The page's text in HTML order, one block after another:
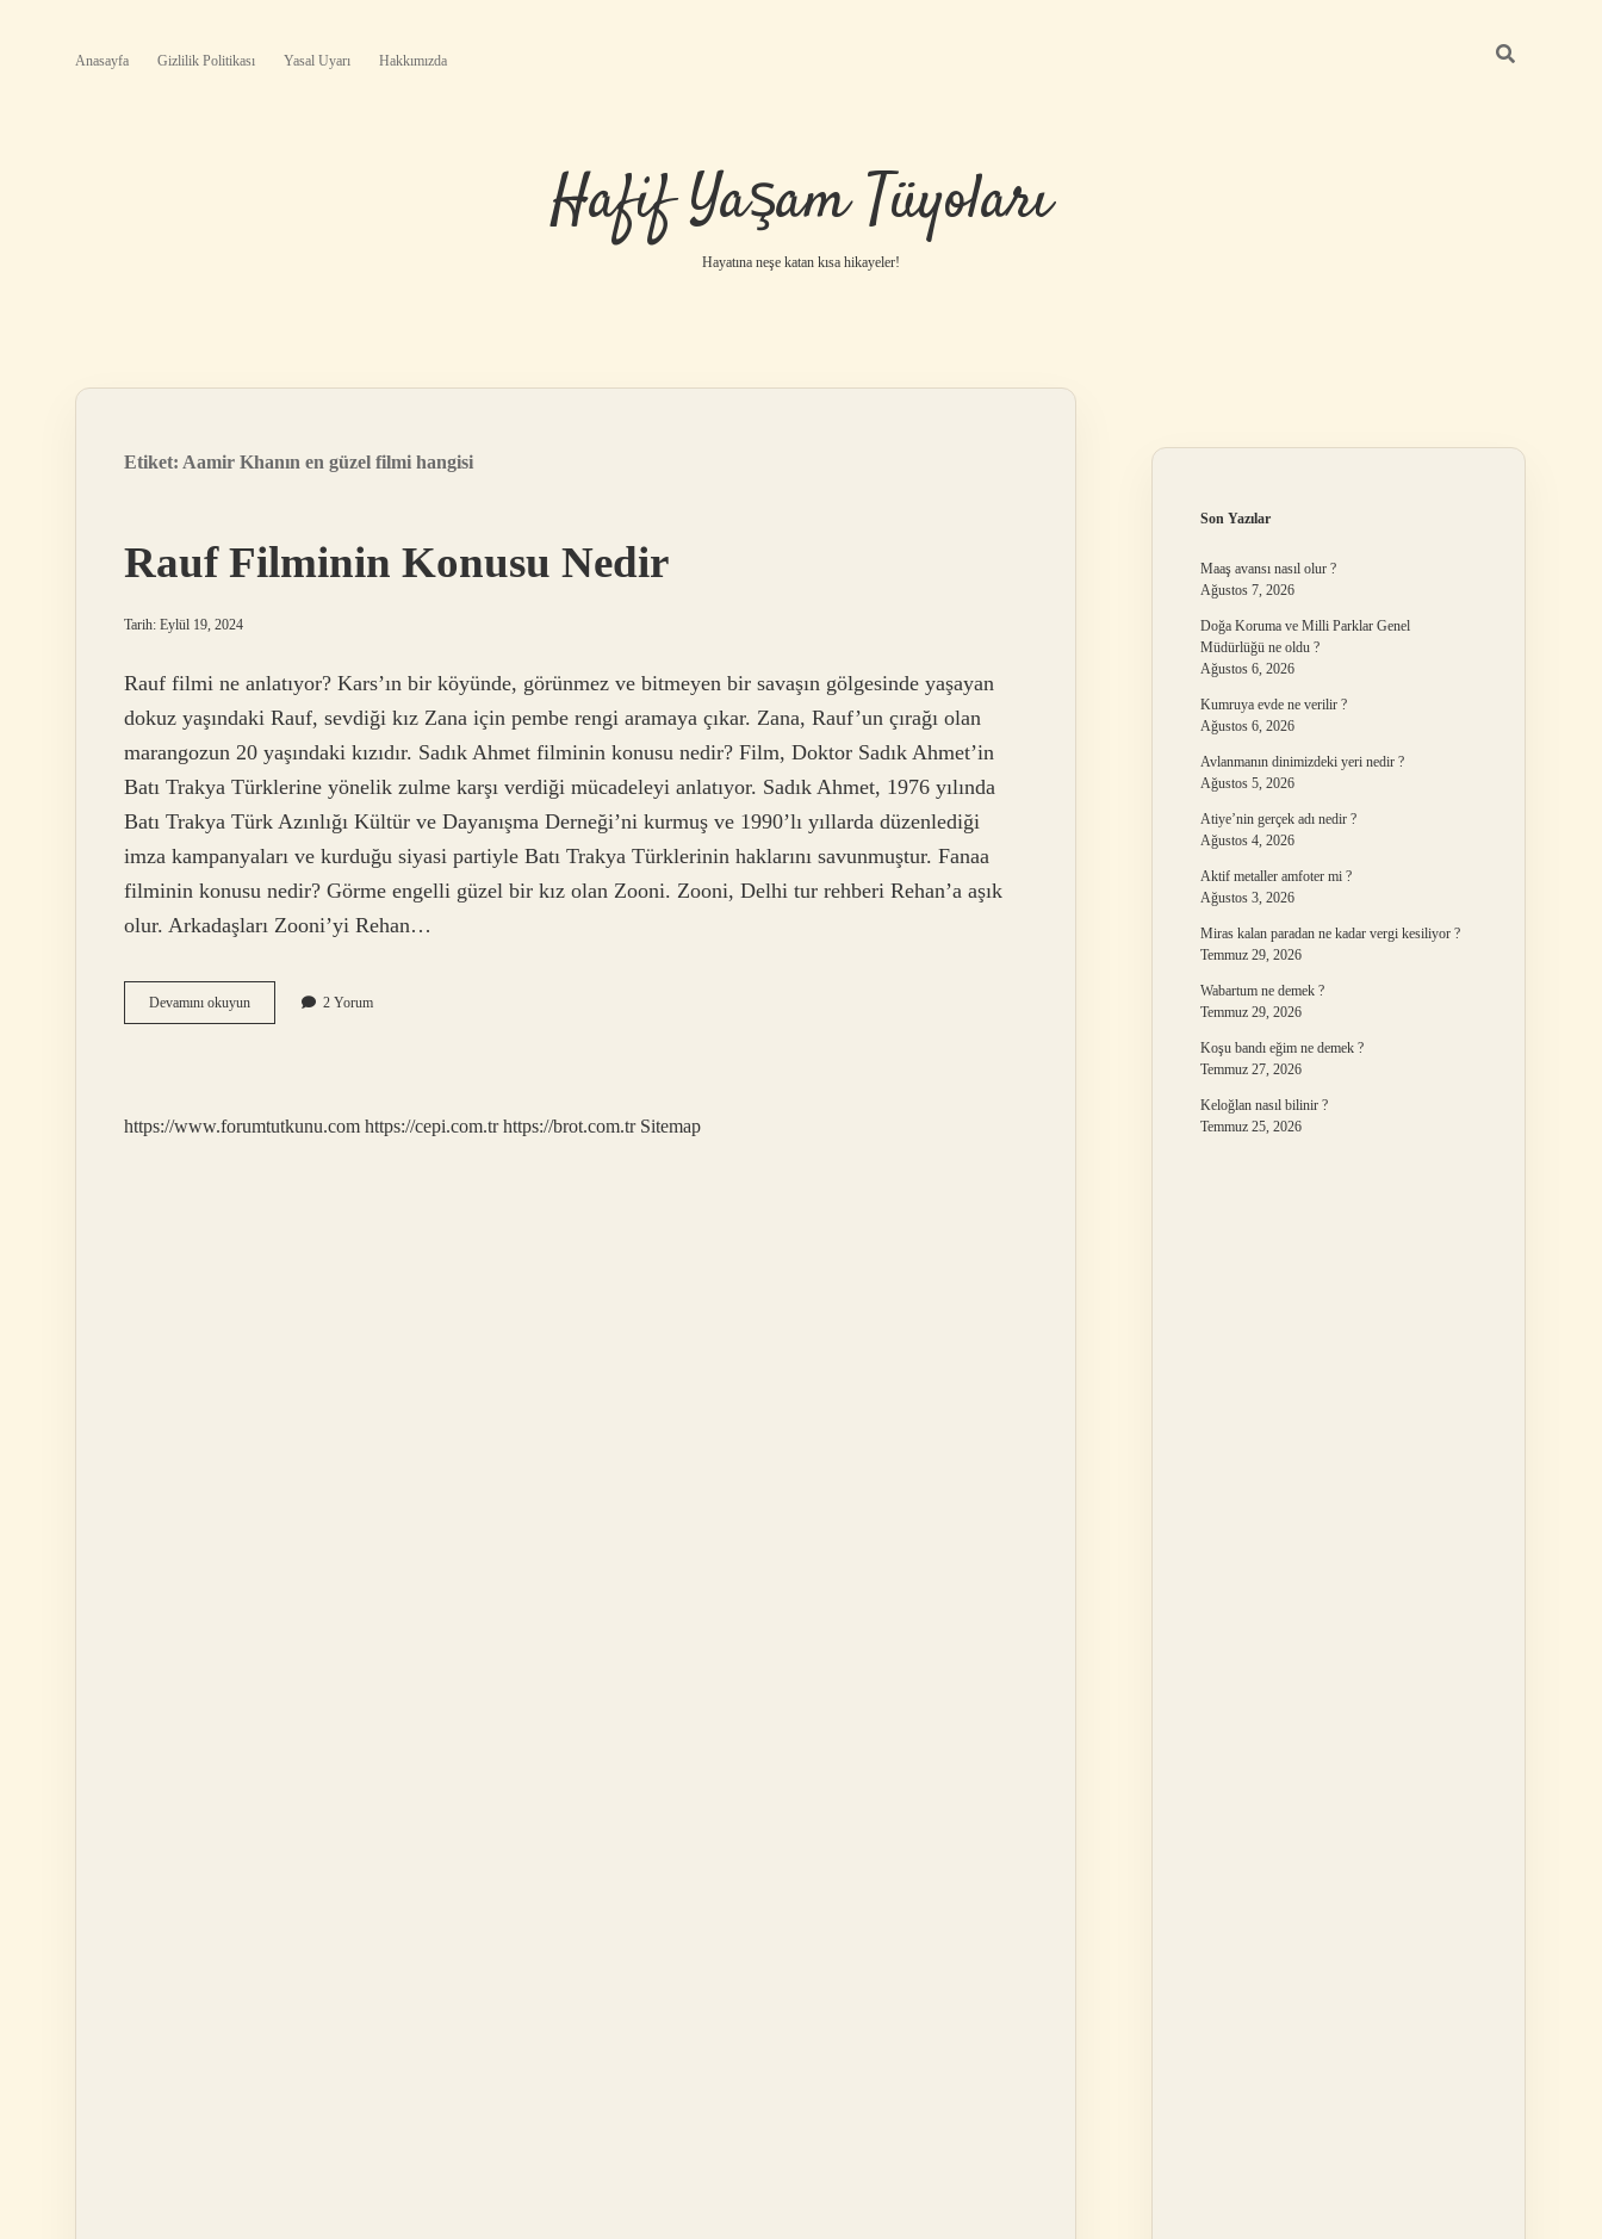
Anasayfa Gizlilik Politikası Yasal Uyarı Hakkımızda
Hafif Yaşam Tüyoları
Hayatına neşe katan kısa hikayeler!
Etiket: Aamir Khanın en güzel filmi hangisi
Rauf Filminin Konusu Nedir
Tarih: Eylül 19, 2024
Rauf filmi ne anlatıyor? Kars’ın bir köyünde, görünmez ve bitmeyen bir savaşın gölgesinde yaşayan
dokuz yaşındaki Rauf, sevdiği kız Zana için pembe rengi aramaya çıkar. Zana, Rauf’un çırağı olan
marangozun 20 yaşındaki kızıdır. Sadık Ahmet filminin konusu nedir? Film, Doktor Sadık Ahmet’in
Batı Trakya Türklerine yönelik zulme karşı verdiği mücadeleyi anlatıyor. Sadık Ahmet, 1976 yılında
Batı Trakya Türk Azınlığı Kültür ve Dayanışma Derneği’ni kurmuş ve 1990’lı yıllarda düzenlediği
imza kampanyaları ve kurduğu siyasi partiyle Batı Trakya Türklerinin haklarını savunmuştur. Fanaa
filminin konusu nedir? Görme engelli güzel bir kız olan Zooni. Zooni, Delhi tur rehberi Rehan’a aşık
olur. Arkadaşları Zooni’yi Rehan…
Devamını okuyunRauf
Filminin
2 Yorum
https://www.forumtutkunu.com https://cepi.com.tr https://brot.com.tr Sitemap
Son Yazılar
Maaş avansı nasıl olur ?
Ağustos 7, 2026
Doğa Koruma ve Milli Parklar Genel
Müdürlüğü ne oldu ?
Ağustos 6, 2026
Kumruya evde ne verilir ?
Ağustos 6, 2026
Avlanmanın dinimizdeki yeri nedir ?
Ağustos 5, 2026
Atiye’nin gerçek adı nedir ?
Ağustos 4, 2026
Aktif metaller amfoter mi ?
Ağustos 3, 2026
Miras kalan paradan ne kadar vergi kesiliyor ?
Temmuz 29, 2026
Wabartum ne demek ?
Temmuz 29, 2026
Koşu bandı eğim ne demek ?
Temmuz 27, 2026
Keloğlan nasıl bilinir ?
Temmuz 25, 2026